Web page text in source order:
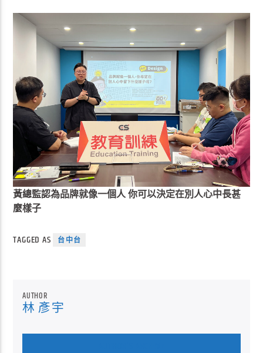
黃總監認為品牌就像一個人 你可以決定在別人心中長甚
麼樣子
TAGGED AS 台中台
AUTHOR
林 彥宇